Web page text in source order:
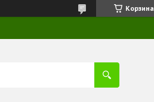
Корзина